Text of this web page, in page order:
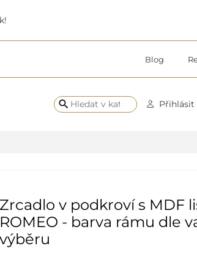
Blog
search Přihlásit
Zrcadlo v podkroví s MDF
ROMEO - barva rámu dle
výběru